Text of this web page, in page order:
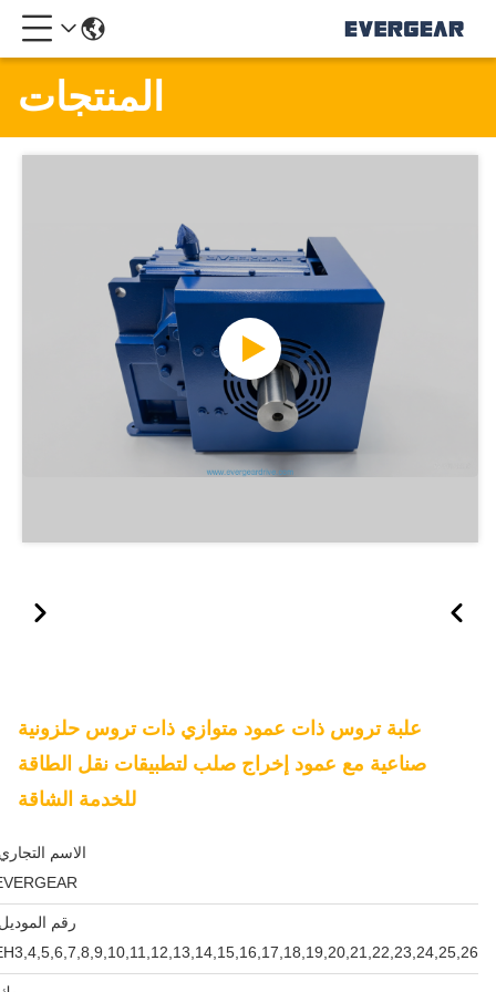
المنتجات
علبة تروس ذات عمود متوازي ذات تروس حلزونية
صناعية مع عمود إخراج صلب لتطبيقات نقل الطاقة
للخدمة الشاقة
الاسم
رقم